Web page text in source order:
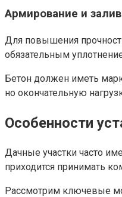
Армирование и
Для повышения
обязательным
Бетон должен иметь
но окончательную
Особенности
Дачные участки часто
приходится принимать
Рассмотрим ключевые